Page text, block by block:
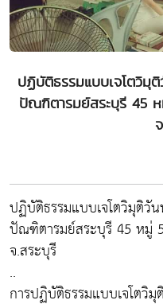
ปฏิบัติธรรมแบบเจโตวิ
ปัณฑิตารมย์สระบุรี 45
ปฏิบัติธรรมแบบเจโตวิมุติ
ปัณฑิตารมย์สระบุรี 45 หมู่
จ.สระบุรี
..
การปฏิบัติธรรมแบบเจโตวิ